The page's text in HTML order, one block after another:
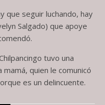
que seguir luchando, hay
Salgado) que apoye
tuvo una
quien le comunicó
es un delincuente.